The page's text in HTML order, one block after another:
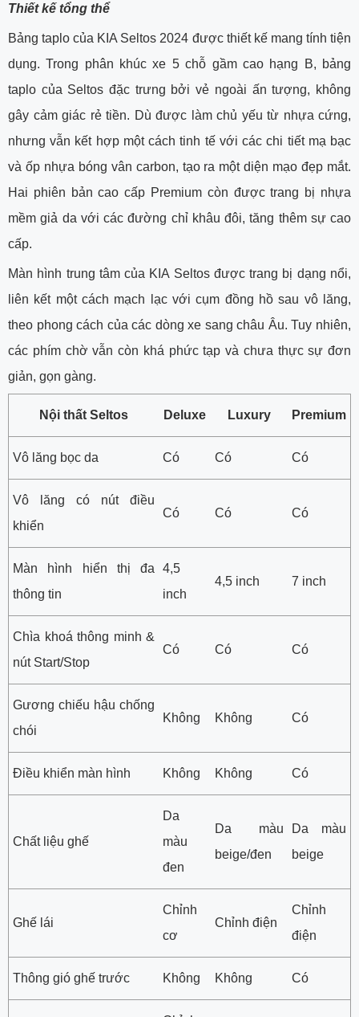
Thiết kế tổng thể
Bảng taplo của KIA Seltos 2024 được thiết kế mang tính tiện
dụng. Trong phân khúc xe 5 chỗ gầm cao hạng B, bảng
taplo của Seltos đặc trưng bởi vẻ ngoài ấn tượng, không
gây cảm giác rẻ tiền. Dù được làm chủ yếu từ nhựa cứng,
nhưng vẫn kết hợp một cách tinh tế với các chi tiết mạ bạc
và ốp nhựa bóng vân carbon, tạo ra một diện mạo đẹp mắt.
Hai phiên bản cao cấp Premium còn được trang bị nhựa
mềm giả da với các đường chỉ khâu đôi, tăng thêm sự cao
cấp.
Màn hình trung tâm của KIA Seltos được trang bị dạng nổi,
liên kết một cách mạch lạc với cụm đồng hồ sau vô lăng,
theo phong cách của các dòng xe sang châu Âu. Tuy nhiên,
các phím chờ vẫn còn khá phức tạp và chưa thực sự đơn
giản, gọn gàng.
Nội thất Seltos Deluxe Luxury Premium
Vô lăng bọc da Có Có Có
Vô lăng có nút điều
khiển
Có Có Có
Màn hình hiển thị đa
thông tin
4,5
inch
4,5 inch 7 inch
Chìa khoá thông minh &
nút Start/Stop
Có Có Có
Gương chiếu hậu chống
chói
Không Không Có
Điều khiển màn hình Không Không Có
Chất liệu ghế
Da
màu
đen
Da màu
beige/đen
Da màu
beige
Ghế lái
Chỉnh
cơ
Chỉnh điện
Chỉnh
điện
Thông gió ghế trước Không Không Có